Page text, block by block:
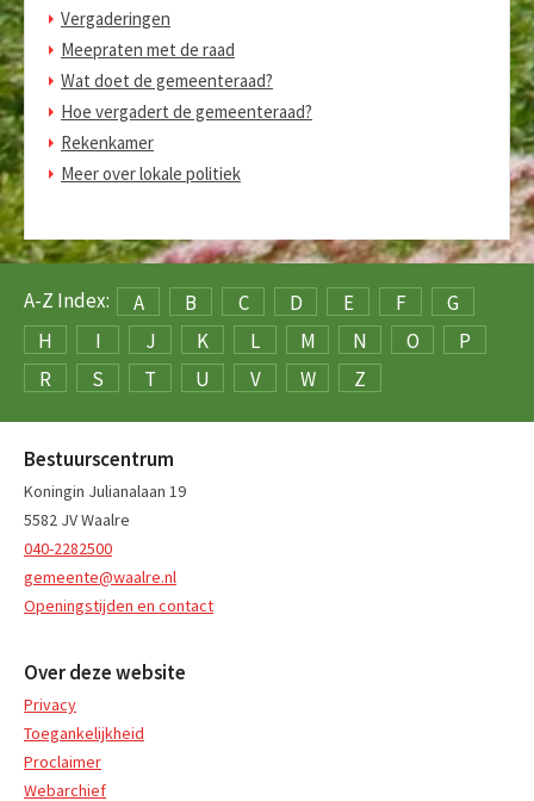
Vergaderingen
Meepraten met de raad
Wat doet de gemeenteraad?
Hoe vergadert de gemeenteraad?
Rekenkamer
Meer over lokale politiek
A-Z Index: A B C D E F
G
H
I J K L M N O
P
R
S T U V W Z
Bestuurscentrum
Koningin Julianalaan 19
5582 JV Waalre
040-2282500
gemeente@waalre.nl
Openingstijden en contact
Over deze website
Privacy
Toegankelijkheid
Proclaimer
Webarchief